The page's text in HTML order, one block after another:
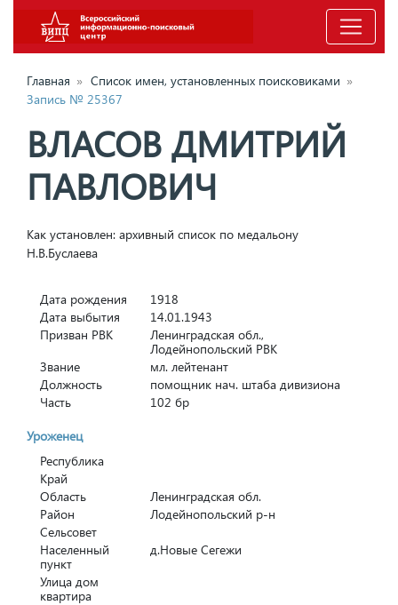
Главная » Список имен, установленных поисковиками »
Запись № 25367
ВЛАСОВ ДМИТРИЙ
ПАВЛОВИЧ
Как установлен: архивный список по медальону
Н.В.Буслаева
Дата рождения
1918
Дата выбытия
14.01.1943
Призван РВК
Ленинградская обл.,
Лодейнопольский РВК
Звание
мл. лейтенант
Должность
помощник нач. штаба дивизиона
Часть
102 бр
Уроженец
Республика
Край
Область
Ленинградская обл.
Район
Лодейнопольский р-н
Сельсовет
Населенный
пункт
д.Новые Сегежи
Улица дом
квартира